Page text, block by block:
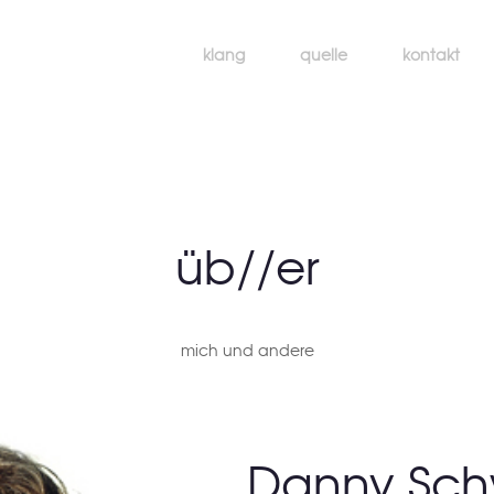
klang quelle kontakt
üb//er
mich und andere